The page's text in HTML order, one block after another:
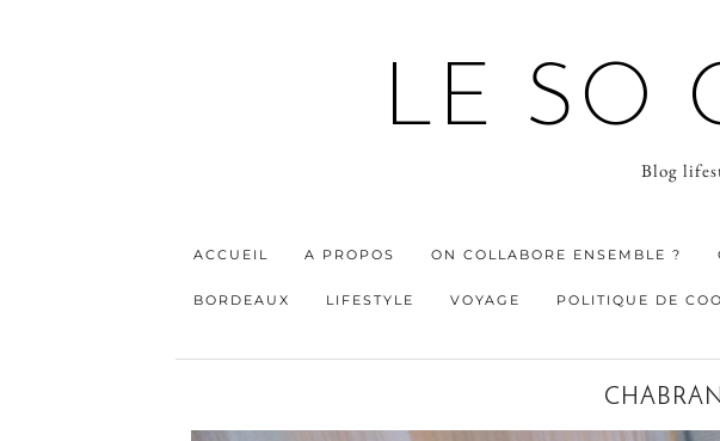
LE SO
Blog
ACCUEIL A PROPOS ON COLLABORE ENSEMBLE ?
BORDEAUX LIFESTYLE VOYAGE POLITIQUE DE